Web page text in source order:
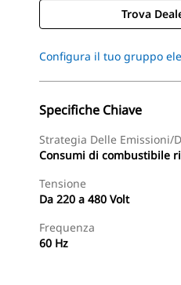
Trova
Configura il tuo gruppo
Specifiche Chiave
Strategia Delle Emissioni/
Consumi di combustibile
Tensione
Da 220 a 480 Volt
Frequenza
60 Hz